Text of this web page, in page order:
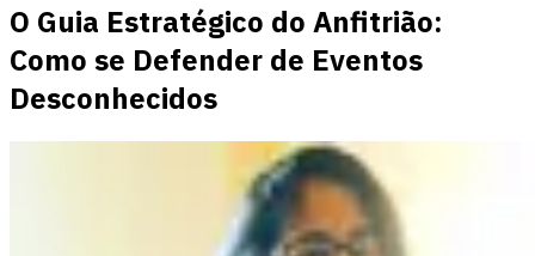
O Guia Estratégico do Anfitrião:
Como se Defender de Eventos
Desconhecidos